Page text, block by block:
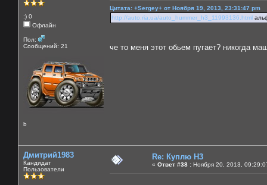
:) 0
Офлайн
Пол:
Сообщений: 21
b
Цитата: +Sergey+ от Ноября 19, 2013, 23:31:47 pm
http://auto.ria.ua/auto_hummer_h3_11993136.html
че то меня этот обьем пугает? никогда
Дмитрий1983
Кандидат
Пользователи
Re: Куплю H3
« Ответ #38 : Ноября 20, 2013,